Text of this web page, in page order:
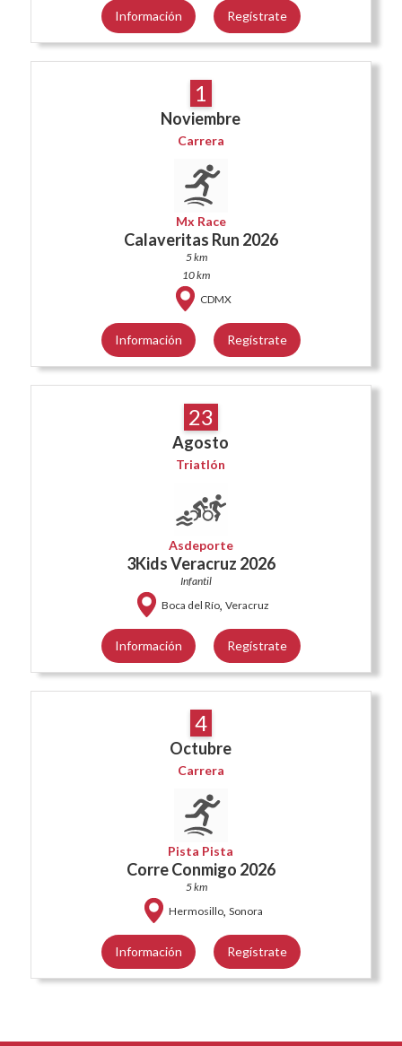
Información Regístrate
1
Noviembre
Carrera
Mx Race
Calaveritas Run 2026
5 km
10 km
CDMX
Información Regístrate
23
Agosto
Triatlón
Asdeporte
3Kids Veracruz 2026
Infantil
Boca del Río, Veracruz
Información Regístrate
4
Octubre
Carrera
Pista Pista
Corre Conmigo 2026
5 km
Hermosillo, Sonora
Información Regístrate